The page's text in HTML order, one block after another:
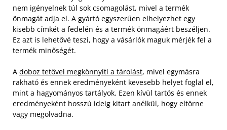
nem igényelnek túl sok csomagolást, mivel a termék
önmagát adja el. A gyártó egyszerűen elhelyezhet egy
kisebb címkét a fedelén és a termék önmagáért beszéljen.
Ez azt is lehetővé teszi, hogy a vásárlók maguk mérjék fel a
termék minőségét.
A doboz tetővel megkönnyíti a tárolást, mivel egymásra
rakható és ennek eredményeként kevesebb helyet foglal el,
mint a hagyományos tartályok. Ezen kívül tartós és ennek
eredményeként hosszú ideig kitart anélkül, hogy eltörne
vagy megolvadna.